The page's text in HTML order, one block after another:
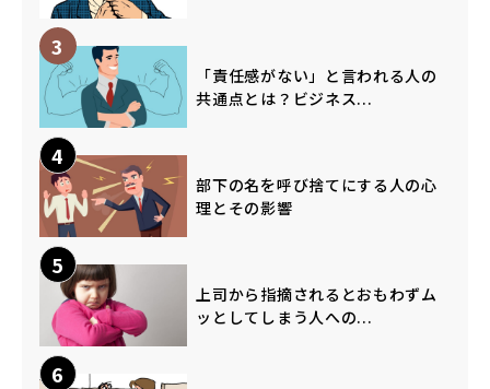
3
「責任感がない」と言われる人の
共通点とは？ビジネス...
4
部下の名を呼び捨てにする人の心
理とその影響
5
上司から指摘されるとおもわずム
ッとしてしまう人への...
6